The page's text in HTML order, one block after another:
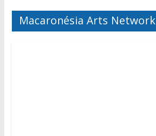
Macaronésia Arts Network